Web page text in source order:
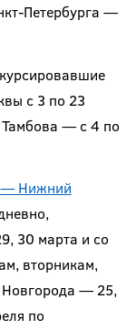
Петербурга —
с 3 по 23
Тамбова — с 4 по
Нижний
30 марта и со
вторникам,
Новгорода — 25,
по